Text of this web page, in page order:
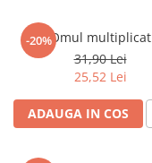
-20%Omul multiplicat
31,90 Lei
25,52 Lei
ADAUGA IN COS